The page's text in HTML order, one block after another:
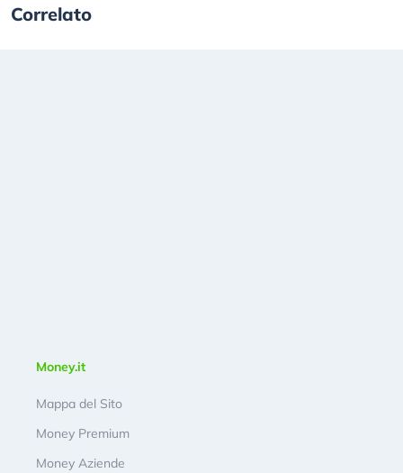
Correlato
Money.it
Mappa del Sito
Money Premium
Money Aziende